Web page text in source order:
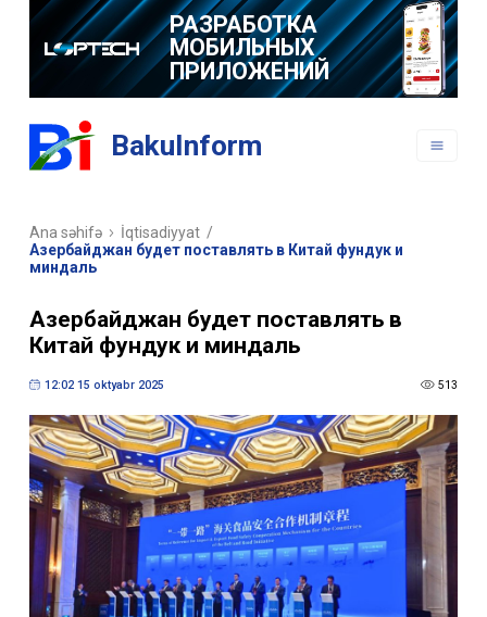
РАЗРАБОТКА
МОБИЛЬНЫХ
ПРИЛОЖЕНИЙ
BakuInform
Ana səhifə İqtisadiyyat /
Азербайджан будет поставлять в Китай фундук и
миндаль
Азербайджан будет поставлять в
Китай фундук и миндаль
12:02 15 oktyabr 2025 513